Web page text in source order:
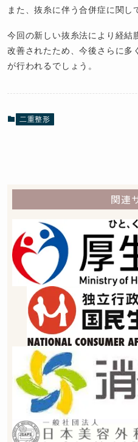
また、抜糸に伴う合併症に関し
今回の新しい抜糸法により経結
改善されたため、今後さらに多
が行われるでしょう。
二重整形
関連